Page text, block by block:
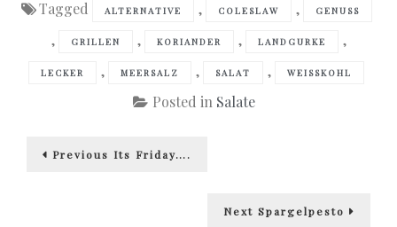
Tagged ALTERNATIVE , COLESLAW , GENUSS
, GRILLEN , KORIANDER , LANDGURKE ,
LECKER , MEERSALZ , SALAT , WEISSKOHL
Posted in Salate
Beitragsnavigation
Previous Previous
Its Friday….
Next Next
Spargelpesto